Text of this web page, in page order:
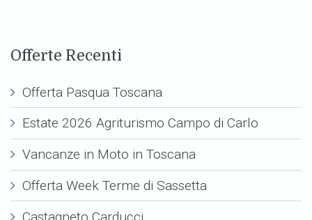
Offerte Recenti
Offerta Pasqua Toscana
Estate 2026 Agriturismo Campo di Carlo
Vancanze in Moto in Toscana
Offerta Week Terme di Sassetta
Castagneto Carducci